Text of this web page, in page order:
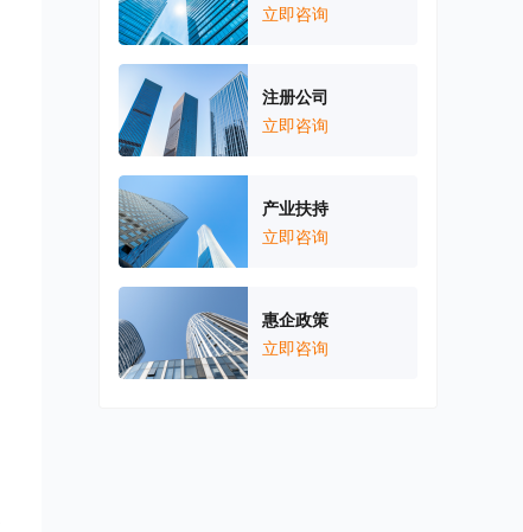
立即咨询
注册公司
立即咨询
产业扶持
立即咨询
惠企政策
立即咨询